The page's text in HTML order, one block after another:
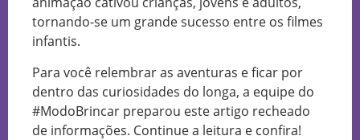
tornando-se um grande sucesso entre os filmes
infantis.
Para você relembrar as aventuras e ficar por
dentro das curiosidades do longa, a equipe do
#ModoBrincar preparou este artigo recheado
de informações. Continue a leitura e confira!